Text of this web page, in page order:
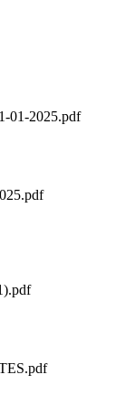
01-2025.pdf